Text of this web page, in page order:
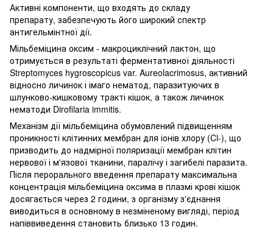
Активні компоненти, що входять до складу
препарату, забезпечують його широкий спектр
антигельмінтної дії.
Мільбеміцина оксим - макроциклічний лактон, що
отримується в результаті ферментативної діяльності
Streptomyces hygroscopicus var. Aureolacrimosus, активний
відносно личинок і імаго нематод, паразитуючих в
шлунково-кишковому тракті кішок, а також личинок
нематоди Dirofilaria immitis.
Механізм дії мільбеміцина обумовлений підвищенням
проникності клітинних мембран для іонів хлору (Cl-), що
призводить до надмірної поляризації мембран клітин
нервової і м'язової тканини, паралічу і загибелі паразита.
Після перорального введення препарату максимальна
концентрація мільбеміцина оксима в плазмі крові кішок
досягається через 2 години, з організму з'єднання
виводиться в основному в незміненому вигляді, період
напіввиведення становить близько 13 годин.